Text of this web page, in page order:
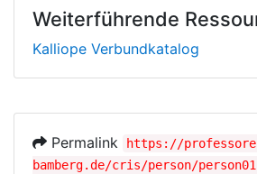
Weiterführende
Kalliope Verbundkatalog
Permalink
https://
bamberg.de/cris/person/